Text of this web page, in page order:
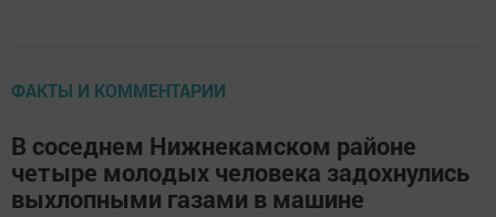
ФАКТЫ И КОММЕНТАРИИ
В соседнем Нижнекамском районе
четыре молодых человека задохнулись
выхлопными газами в машине